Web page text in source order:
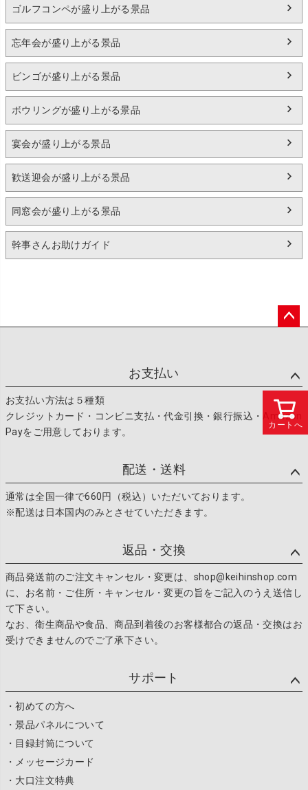
ゴルフコンペが盛り上がる景品
忘年会が盛り上がる景品
ビンゴが盛り上がる景品
ボウリングが盛り上がる景品
宴会が盛り上がる景品
歓送迎会が盛り上がる景品
同窓会が盛り上がる景品
幹事さんお助けガイド
カートへ
お支払い
お支払い方法は５種類
クレジットカード・コンビニ支払・代金引換・銀行振込・Amazon
Payをご用意しております。
配送・送料
通常は全国一律で660円（税込）いただいております。
※配送は日本国内のみとさせていただきます。
返品・交換
商品発送前のご注文キャンセル・変更は、shop@keihinshop.com
に、お名前・ご住所・キャンセル・変更の旨をご記入のうえ送信し
て下さい。
なお、衛生商品や食品、商品到着後のお客様都合の返品・交換はお
受けできませんのでご了承下さい。
サポート
・初めての方へ
・景品パネルについて
・目録封筒について
・メッセージカード
・大口注文特典